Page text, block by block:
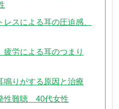
レスによる耳の圧迫感、
疲労による耳のつまり
鳴りがする原因と治療
性難聴 40代女性